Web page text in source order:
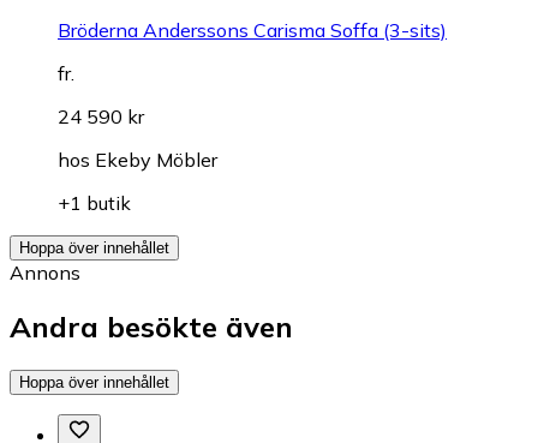
Bröderna Anderssons Carisma Soffa (3-sits)
fr.
24 590 kr
hos Ekeby Möbler
+1 butik
Hoppa över innehållet
Annons
Andra besökte även
Hoppa över innehållet